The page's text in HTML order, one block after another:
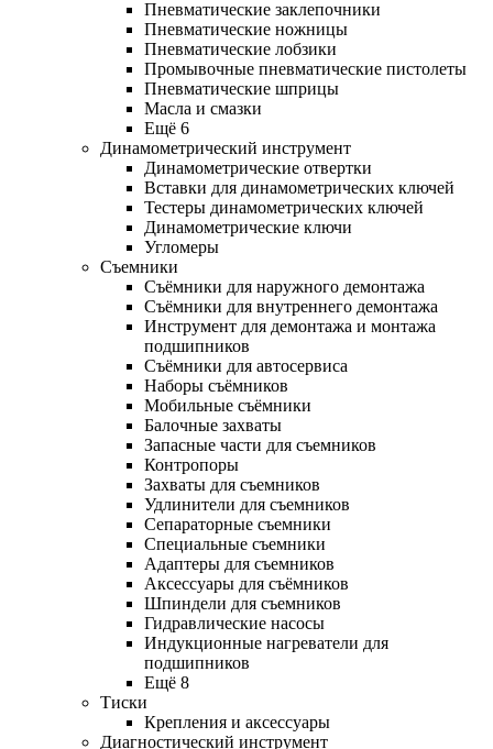
Пневматические заклепочники
Пневматические ножницы
Пневматические лобзики
Промывочные пневматические пистолеты
Пневматические шприцы
Масла и смазки
Ещё 6
Динамометрический инструмент
Динамометрические отвертки
Вставки для динамометрических ключей
Тестеры динамометрических ключей
Динамометрические ключи
Угломеры
Съемники
Съёмники для наружного демонтажа
Съёмники для внутреннего демонтажа
Инструмент для демонтажа и монтажа
подшипников
Съёмники для автосервиса
Наборы съёмников
Мобильные съёмники
Балочные захваты
Запасные части для съемников
Контропоры
Захваты для съемников
Удлинители для съемников
Сепараторные съемники
Специальные съемники
Адаптеры для съемников
Аксессуары для съёмников
Шпиндели для съемников
Гидравлические насосы
Индукционные нагреватели для
подшипников
Ещё 8
Тиски
Крепления и аксессуары
Диагностический инструмент